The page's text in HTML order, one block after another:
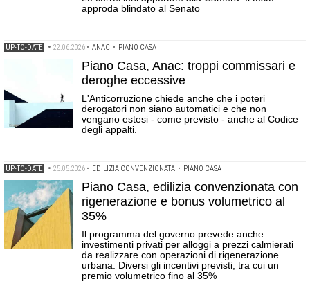
approda blindato al Senato
UP-TO-DATE • 22.06.2026 • ANAC • PIANO CASA
Piano Casa, Anac: troppi commissari e
deroghe eccessive
L'Anticorruzione chiede anche che i poteri
derogatori non siano automatici e che non
vengano estesi - come previsto - anche al Codice
degli appalti.
UP-TO-DATE • 25.05.2026 • EDILIZIA CONVENZIONATA • PIANO CASA
Piano Casa, edilizia convenzionata con
rigenerazione e bonus volumetrico al
35%
Il programma del governo prevede anche
investimenti privati per alloggi a prezzi calmierati
da realizzare con operazioni di rigenerazione
urbana. Diversi gli incentivi previsti, tra cui un
premio volumetrico fino al 35%